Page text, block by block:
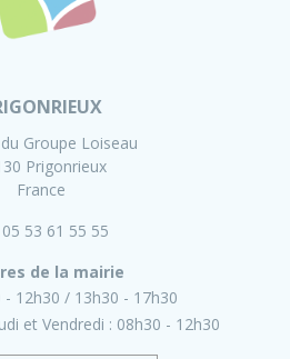
Groupe Loiseau
Prigonrieux
France
05 53 61 55 55
de la mairie
- 12h30
13h30 - 17h30
et Vendredi : 08h30 - 12h30